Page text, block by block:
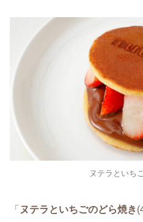
ヌテラといち
「 ヌテラといちごのどら焼き